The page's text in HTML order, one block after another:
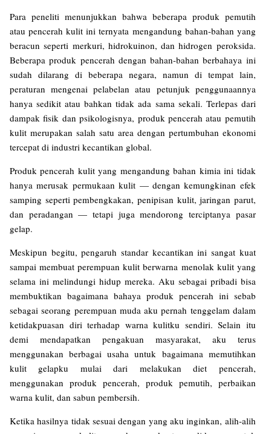
Para peneliti menunjukkan bahwa beberapa produk pemutih
atau pencerah kulit ini ternyata mengandung bahan-bahan yang
beracun seperti merkuri, hidrokuinon, dan hidrogen peroksida.
Beberapa produk pencerah dengan bahan-bahan berbahaya ini
sudah dilarang di beberapa negara, namun di tempat lain,
peraturan mengenai pelabelan atau petunjuk penggunaannya
hanya sedikit atau bahkan tidak ada sama sekali. Terlepas dari
dampak fisik dan psikologisnya, produk pencerah atau pemutih
kulit merupakan salah satu area dengan pertumbuhan ekonomi
tercepat di industri kecantikan global.
Produk pencerah kulit yang mengandung bahan kimia ini tidak
hanya merusak permukaan kulit — dengan kemungkinan efek
samping seperti pembengkakan, penipisan kulit, jaringan parut,
dan peradangan — tetapi juga mendorong terciptanya pasar
gelap.
Meskipun begitu, pengaruh standar kecantikan ini sangat kuat
sampai membuat perempuan kulit berwarna menolak kulit yang
selama ini melindungi hidup mereka. Aku sebagai pribadi bisa
membuktikan bagaimana bahaya produk pencerah ini sebab
sebagai seorang perempuan muda aku pernah tenggelam dalam
ketidakpuasan diri terhadap warna kulitku sendiri. Selain itu
demi mendapatkan pengakuan masyarakat, aku terus
menggunakan berbagai usaha untuk bagaimana memutihkan
kulit gelapku mulai dari melakukan diet pencerah,
menggunakan produk pencerah, produk pemutih, perbaikan
warna kulit, dan sabun pembersih.
Ketika hasilnya tidak sesuai dengan yang aku inginkan, alih-alih